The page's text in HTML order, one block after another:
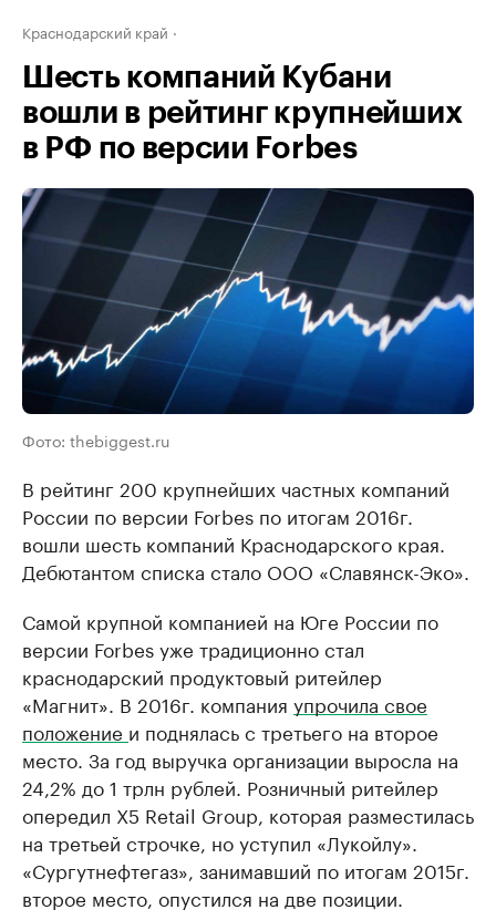
Краснодарский край
Шесть компаний Кубани
вошли в рейтинг крупнейших
в РФ по версии Forbes
Фото: thebiggest.ru
В рейтинг 200 крупнейших частных компаний
России по версии Forbes по итогам 2016г.
вошли шесть компаний Краснодарского края.
Дебютантом списка стало ООО «Славянск-Эко».
Самой крупной компанией на Юге России по
версии Forbes уже традиционно стал
краснодарский продуктовый ритейлер
«Магнит». В 2016г. компания упрочила свое
положение и поднялась с третьего на второе
место. За год выручка организации выросла на
24,2% до 1 трлн рублей. Розничный ритейлер
опередил X5 Retail Group, которая разместилась
на третьей строчке, но уступил «Лукойлу».
«Сургутнефтегаз», занимавший по итогам 2015г.
второе место, опустился на две позиции.